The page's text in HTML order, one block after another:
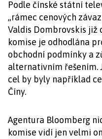
Podle čínské státní
„rámec cenových
Valdis Dombrovskis již
komise je odhodlána
obchodní podmínky a
alternativním řešením.
cel by byly například
Číny.
Agentura Bloomberg
komise vidí jen velmi